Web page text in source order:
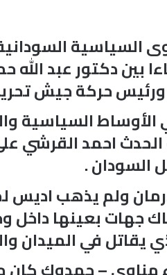
السياسية
بين دكتور عبد
حركة جيش
الأوساط السياسية
الحدث احمد
السودان .
ولم يذهب اديس
جهات بعينها
يقاتل في الميدان